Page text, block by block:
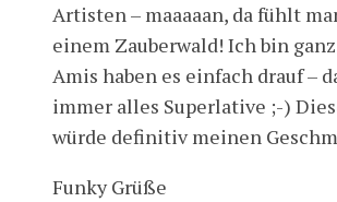
Artisten – maaaaan, da fühlt
einem Zauberwald! Ich bin
Amis haben es einfach drauf –
immer alles Superlative ;-)
würde definitiv meinen
Funky Grüße